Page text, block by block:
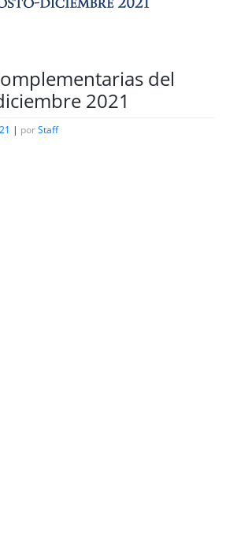
del
2021
| porStaff